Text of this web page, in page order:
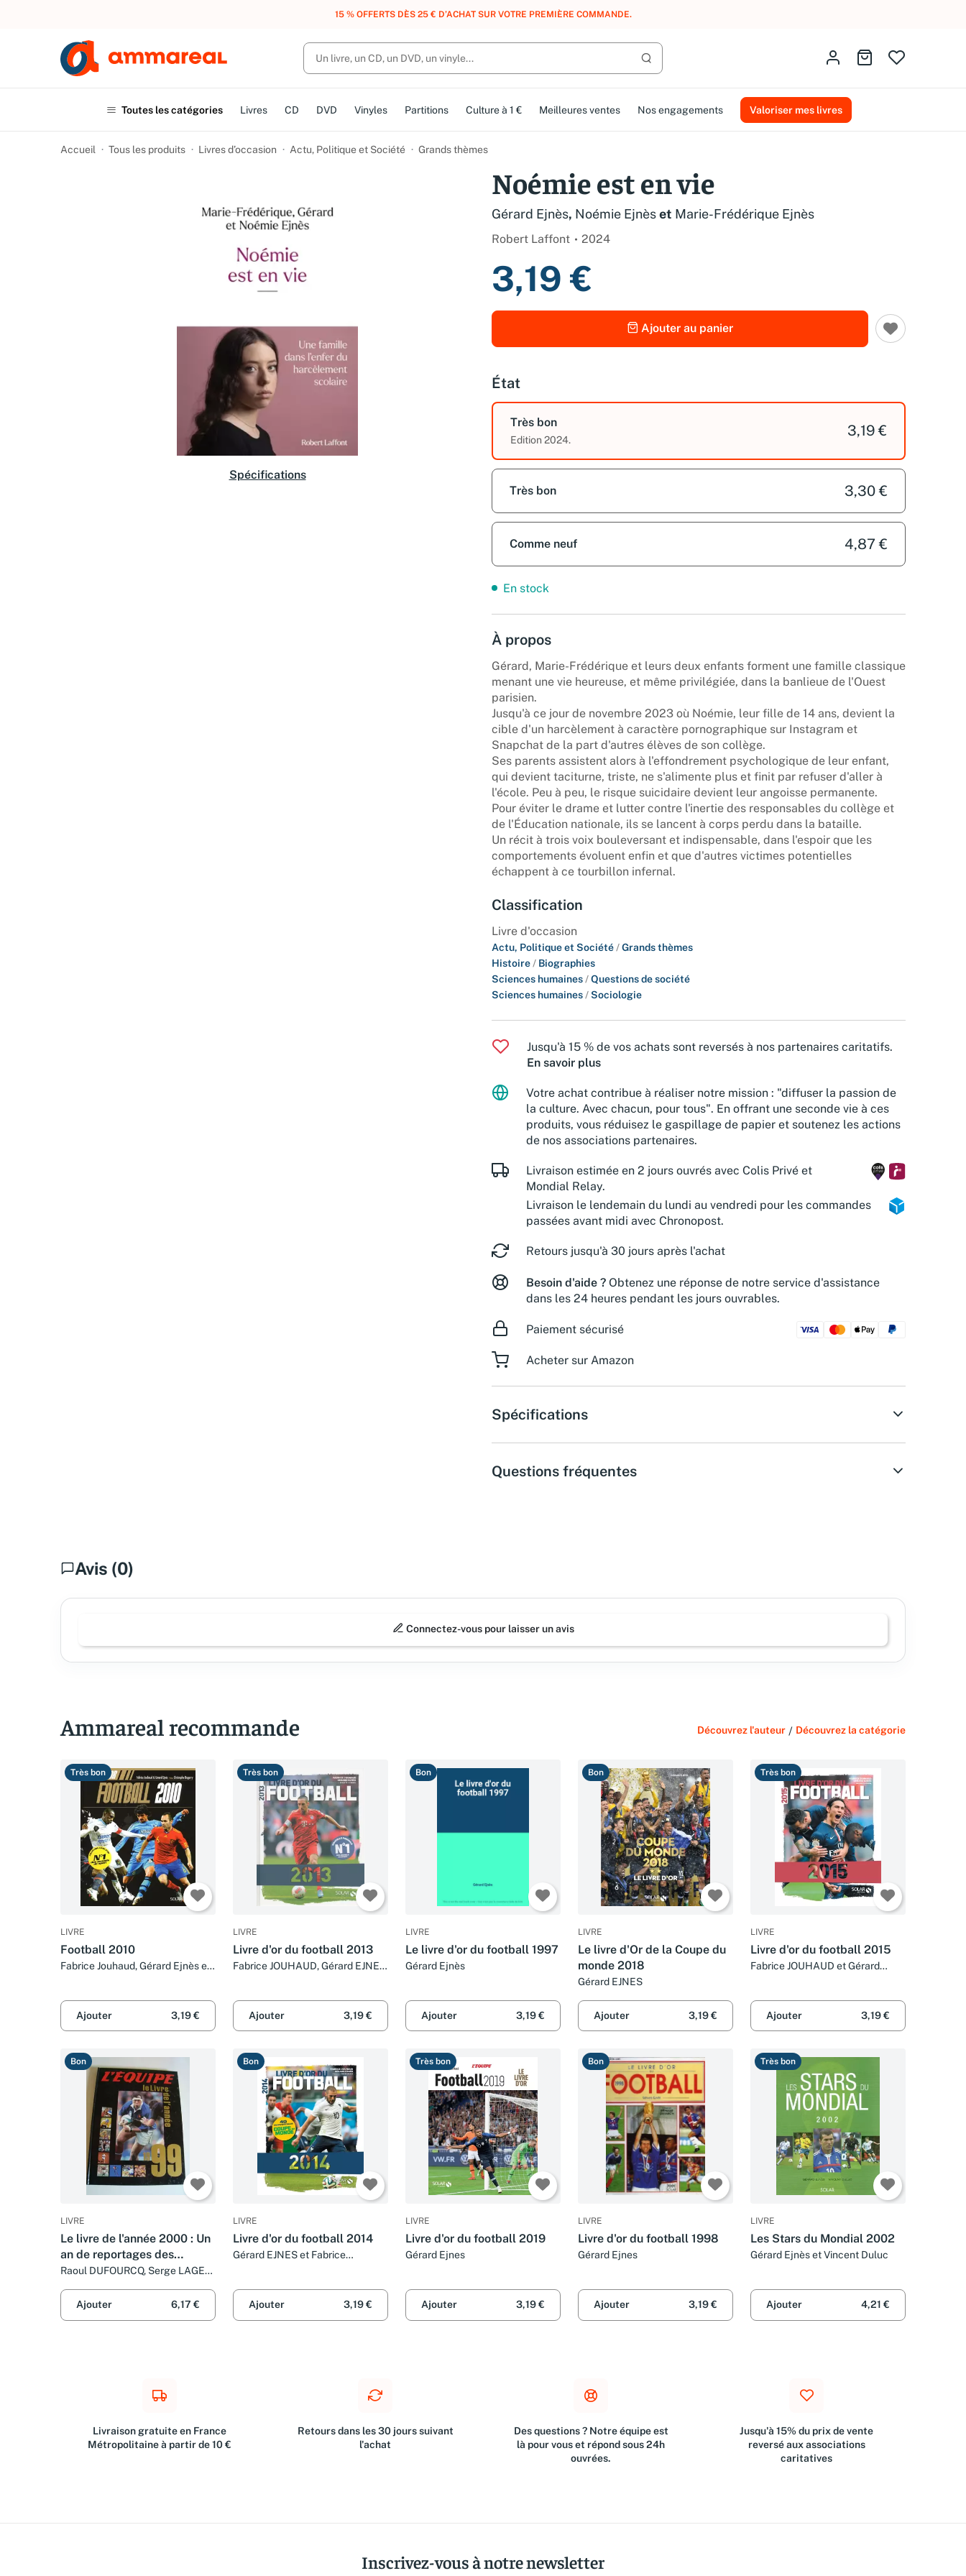
UN ACHAT, DES POINTS, DES RÉCOMPENSES :REJOIGNEZ GRATUITEMENT LE CLUB AMMAREAL.
Lancer la recherche
Identifiez-vousAller au panier
Toutes les catégories Livres CD DVD Vinyles Partitions Culture à 1 € Meilleures ventes Nos engagements Valoriser mes livres
Accueil Tous les produits Livres d’occasion Actu, Politique et Société Grands thèmes
Spécifications
Noémie est en vie
Gérard Ejnès, Noémie Ejnèset Marie-Frédérique Ejnès
Robert Laffont 2024
3,19 €
Ajouter au panier
État
Très bon
Edition 2024.
3,19 €
Très bon 3,30 €
Comme neuf 4,87 €
En stock
À propos
Gérard, Marie-Frédérique et leurs deux enfants forment une famille classique
menant une vie heureuse, et même privilégiée, dans la banlieue de l'Ouest
parisien.
Jusqu'à ce jour de novembre 2023 où Noémie, leur fille de 14 ans, devient la
cible d'un harcèlement à caractère pornographique sur Instagram et
Snapchat de la part d'autres élèves de son collège.
Ses parents assistent alors à l'effondrement psychologique de leur enfant,
qui devient taciturne, triste, ne s'alimente plus et finit par refuser d'aller à
l'école. Peu à peu, le risque suicidaire devient leur angoisse permanente.
Pour éviter le drame et lutter contre l'inertie des responsables du collège et
de l'Éducation nationale, ils se lancent à corps perdu dans la bataille.
Un récit à trois voix bouleversant et indispensable, dans l'espoir que les
comportements évoluent enfin et que d'autres victimes potentielles
échappent à ce tourbillon infernal.
Classification
Livre d'occasion
Actu, Politique et Société /Grands thèmes
Histoire / Biographies
Sciences humaines /Questions de société
Sciences humaines /Sociologie
Jusqu'à 15 % de vos achats sont reversés à nos partenaires caritatifs.
En savoir plus
Votre achat contribue à réaliser notre mission : "diffuser la passion de
la culture. Avec chacun, pour tous". En offrant une seconde vie à ces
produits, vous réduisez le gaspillage de papier et soutenez les actions
de nos associations partenaires.
Livraison estimée en 2 jours ouvrés avec Colis Privé et
Mondial Relay.
Livraison le lendemain du lundi au vendredi pour les commandes
passées avant midi avec Chronopost.
Retours jusqu'à 30 jours après l'achat
Besoin d'aide ? Obtenez une réponse de notre service d'assistance
dans les 24 heures pendant les jours ouvrables.
Paiement sécurisé
Acheter sur Amazon
Spécifications
Questions fréquentes
Avis (0)
Connectez-vous pour laisser un avis
Ammareal recommande Découvrez l'auteur / Découvrez la catégorie
Très bon
LIVRE
Football 2010
Fabrice Jouhaud, Gérard Ejnès et
Ajouter 3,19 €
Très bon
LIVRE
Livre d'or du football 2013
Fabrice JOUHAUD, Gérard EJNES
Ajouter 3,19 €
Bon
LIVRE
Le livre d'or du football 1997
Gérard Ejnès
Ajouter 3,19 €
Bon
LIVRE
Le livre d'Or de la Coupe du
monde 2018
Gérard EJNES
Ajouter 3,19 €
Très bon
LIVRE
Livre d'or du football 2015
Fabrice JOUHAUD et Gérard
Ajouter 3,19 €
Bon
LIVRE
Le livre de l'année 2000 : Un
an de reportages des
journalistes de L'Équipe
Raoul DUFOURCQ, Serge LAGET,
Ajouter
6,17 €
Bon
LIVRE
Livre d'or du football 2014
Gérard EJNES et Fabrice
Ajouter 3,19 €
Très bon
LIVRE
Livre d'or du football 2019
Gérard Ejnes
Ajouter 3,19 €
Bon
LIVRE
Livre d'or du football 1998
Gérard Ejnes
Ajouter 3,19 €
Très bon
LIVRE
Les Stars du Mondial 2002
Gérard Ejnès et Vincent Duluc
Ajouter 4,21 €
Livraison gratuite en France
Métropolitaine à partir de 10 €
Retours dans les 30 jours suivant
l'achat
Des questions ? Notre équipe est
là pour vous et répond sous 24h
ouvrées.
Jusqu'à 15% du prix de vente
reversé aux associations
caritatives
Inscrivez-vous à notre newsletter